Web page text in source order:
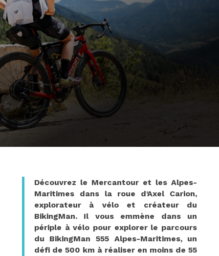
Découvrez le Mercantour et les Alpes-
Maritimes dans la roue d’Axel Carion,
explorateur à vélo et créateur du
BikingMan. Il vous emmène dans un
périple à vélo pour explorer le parcours
du BikingMan 555 Alpes-Maritimes, un
défi de 500 km à réaliser en moins de 55